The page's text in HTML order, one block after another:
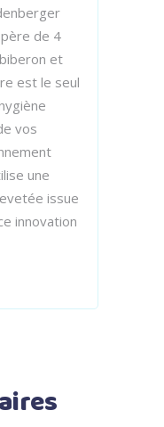
de 4
et
est le seul
vos
une
issue
innovation